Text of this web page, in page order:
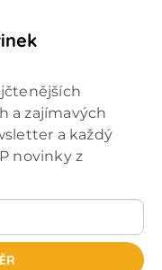
a zajímavých
a každý
novinky z